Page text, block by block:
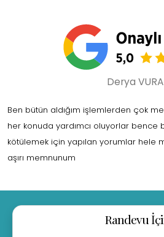
Derya
Ben bütün aldığım işlemlerden çok
her konuda yardımcı oluyorlar bence
kötülemek için yapılan yorumlar hele
aşırı memnunum
Randevu